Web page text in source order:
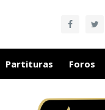
Partituras Foros